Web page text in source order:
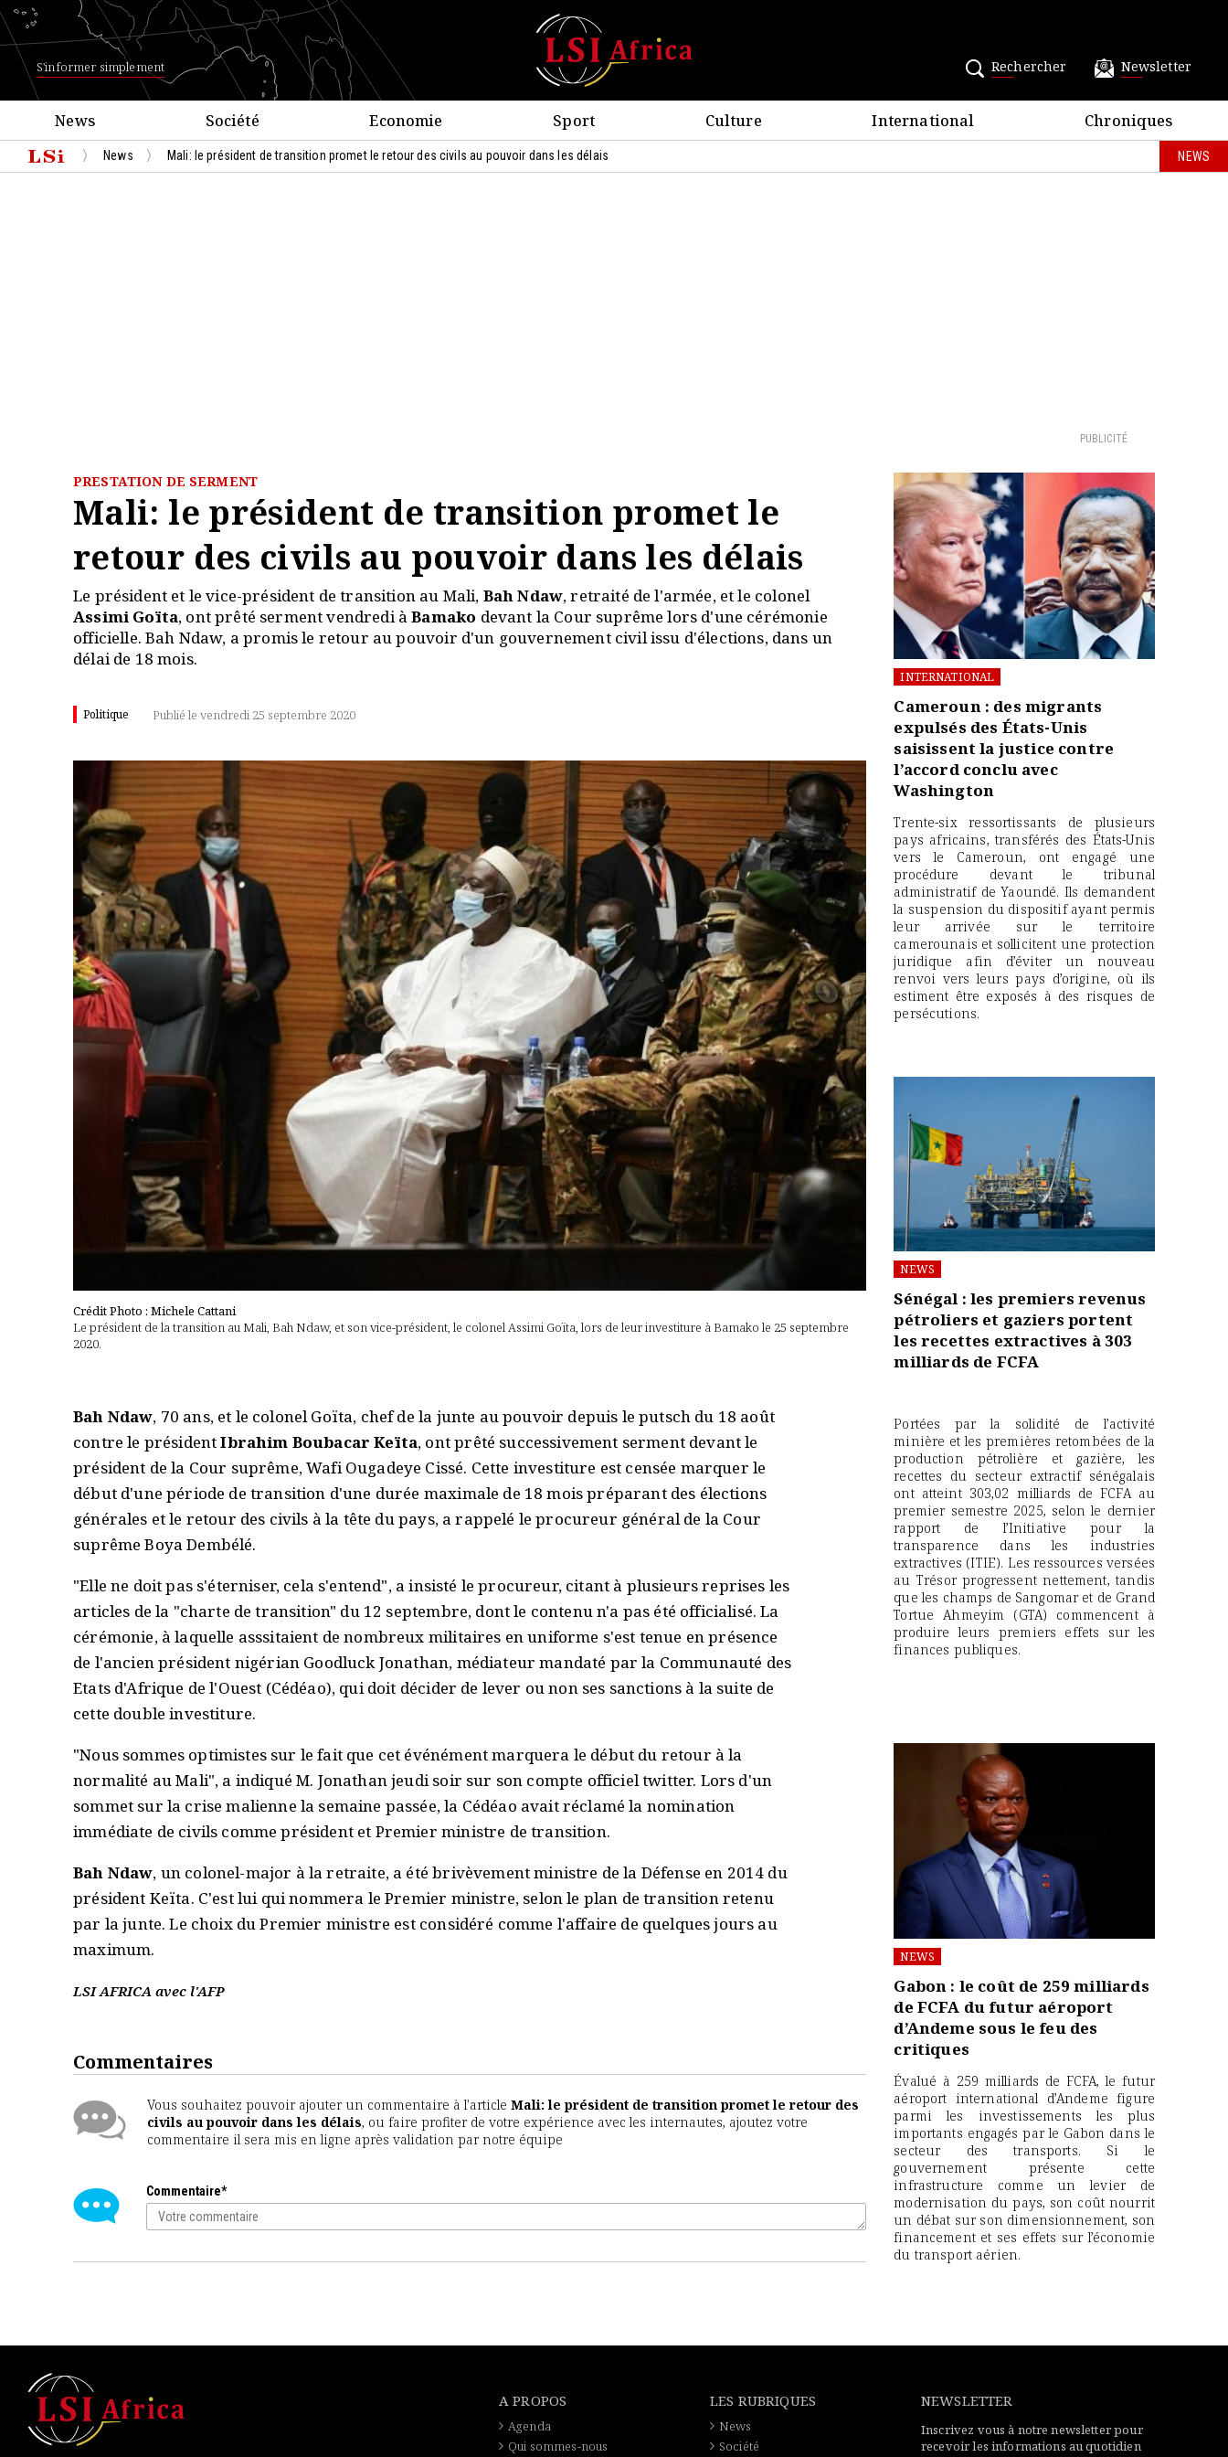
S'informer simplement Rechercher Newsletter
News Société Economie Sport Culture International Chroniques
News Mali: le président de transition promet le retour des civils au pouvoir dans les délais NEWS
PUBLICITÉ
PRESTATION DE SERMENT
Mali: le président de transition promet le
retour des civils au pouvoir dans les délais
Le président et le vice-président de transition au Mali, Bah Ndaw, retraité de l'armée, et le colonel
Assimi Goïta, ont prêté serment vendredi àBamako devant la Cour suprême lors d'une cérémonie
officielle. Bah Ndaw, a promis le retour au pouvoir d'un gouvernement civil issu d'élections, dans un
délai de 18 mois.
Politique Publié le vendredi 25 septembre 2020
Crédit Photo : Michele Cattani
Le président de la transition au Mali, Bah Ndaw, et son vice-président, le colonel Assimi Goïta, lors de leur investiture à Bamako le 25 septembre
2020.
Bah Ndaw, 70 ans, et le colonel Goïta, chef de la junte au pouvoir depuis le putsch du 18 août
contre le présidentIbrahim Boubacar Keïta, ont prêté successivement serment devant le
président de la Cour suprême, Wafi Ougadeye Cissé. Cette investiture est censée marquer le
début d'une période de transition d'une durée maximale de 18 mois préparant des élections
générales et le retour des civils à la tête du pays, a rappelé le procureur général de la Cour
suprême Boya Dembélé.
"Elle ne doit pas s'éterniser, cela s'entend", a insisté le procureur, citant à plusieurs reprises les
articles de la "charte de transition" du 12 septembre, dont le contenu n'a pas été officialisé. La
cérémonie, à laquelle asssitaient de nombreux militaires en uniforme s'est tenue en présence
de l'ancien président nigérian Goodluck Jonathan, médiateur mandaté par la Communauté des
Etats d'Afrique de l'Ouest (Cédéao), qui doit décider de lever ou non ses sanctions à la suite de
cette double investiture.
"Nous sommes optimistes sur le fait que cet événément marquera le début du retour à la
normalité au Mali", a indiqué M. Jonathan jeudi soir sur son compte officiel twitter. Lors d'un
sommet sur la crise malienne la semaine passée, la Cédéao avait réclamé la nomination
immédiate de civils comme président et Premier ministre de transition.
Bah Ndaw, un colonel-major à la retraite, a été brivèvement ministre de la Défense en 2014 du
président Keïta. C'est lui qui nommera le Premier ministre, selon le plan de transition retenu
par la junte. Le choix du Premier ministre est considéré comme l'affaire de quelques jours au
maximum.
LSI AFRICA avec l'AFP
Commentaires
Vous souhaitez pouvoir ajouter un commentaire à l'article Mali: le président de transition promet le retour des
civils au pouvoir dans les délais, ou faire profiter de votre expérience avec les internautes, ajoutez votre
commentaire il sera mis en ligne après validation par notre équipe
Commentaire*
INTERNATIONAL
Cameroun : des migrants
expulsés des États-Unis
saisissent la justice contre
l’accord conclu avec
Washington
Trente-six ressortissants de plusieurs
pays africains, transférés des États-Unis
vers le Cameroun, ont engagé une
procédure devant le tribunal
administratif de Yaoundé. Ils demandent
la suspension du dispositif ayant permis
leur arrivée sur le territoire
camerounais et sollicitent une protection
juridique afin d’éviter un nouveau
renvoi vers leurs pays d’origine, où ils
estiment être exposés à des risques de
persécutions.
NEWS
Sénégal : les premiers revenus
pétroliers et gaziers portent
les recettes extractives à 303
milliards de FCFA
Portées par la solidité de l’activité
minière et les premières retombées de la
production pétrolière et gazière, les
recettes du secteur extractif sénégalais
ont atteint 303,02 milliards de FCFA au
premier semestre 2025, selon le dernier
rapport de l’Initiative pour la
transparence dans les industries
extractives (ITIE). Les ressources versées
au Trésor progressent nettement, tandis
que les champs de Sangomar et de Grand
Tortue Ahmeyim (GTA) commencent à
produire leurs premiers effets sur les
finances publiques.
NEWS
Gabon : le coût de 259 milliards
de FCFA du futur aéroport
d’Andeme sous le feu des
critiques
Évalué à 259 milliards de FCFA, le futur
aéroport international d’Andeme figure
parmi les investissements les plus
importants engagés par le Gabon dans le
secteur des transports. Si le
gouvernement présente cette
infrastructure comme un levier de
modernisation du pays, son coût nourrit
un débat sur son dimensionnement, son
financement et ses effets sur l’économie
du transport aérien.
A PROPOS
Agenda
Qui sommes-nous
LES RUBRIQUES
News
Société
NEWSLETTER
Inscrivez vous à notre newsletter pour
recevoir les informations au quotidien